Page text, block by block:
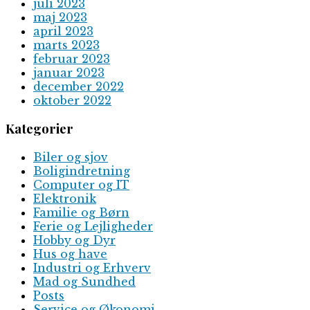
juli 2023
maj 2023
april 2023
marts 2023
februar 2023
januar 2023
december 2022
oktober 2022
Kategorier
Biler og sjov
Boligindretning
Computer og IT
Elektronik
Familie og Børn
Ferie og Lejligheder
Hobby og Dyr
Hus og have
Industri og Erhverv
Mad og Sundhed
Posts